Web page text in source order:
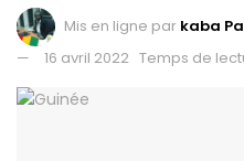
Mis en ligne par kaba
16 avril 2022 Temps de